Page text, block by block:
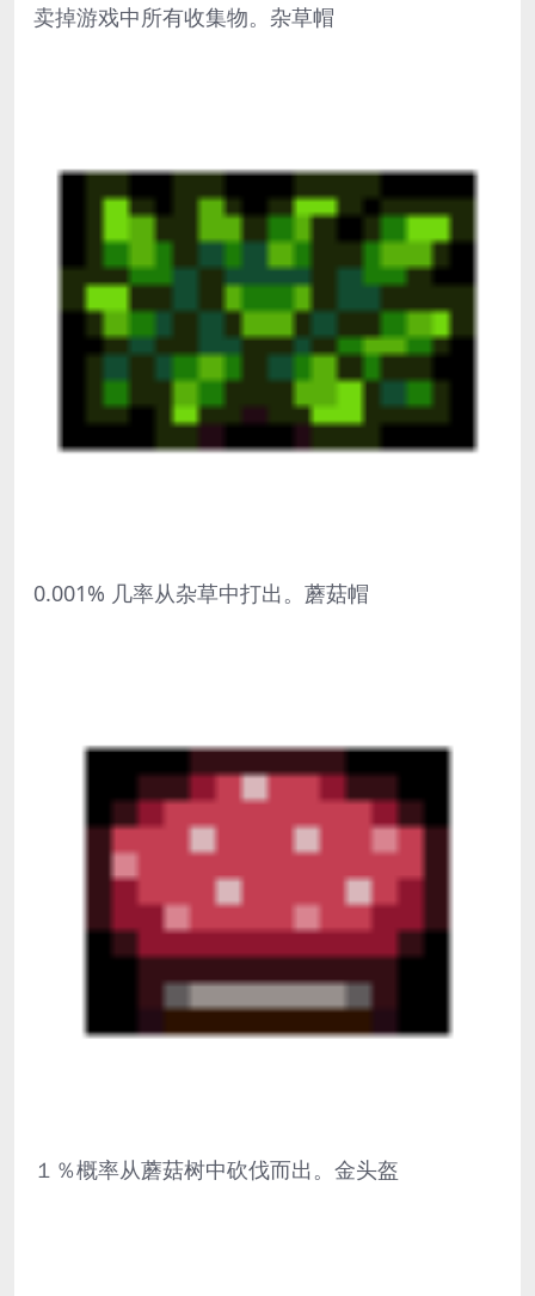
卖掉游戏中所有收集物。杂草帽
0.001% 几率从杂草中打出。蘑菇帽
１％概率从蘑菇树中砍伐而出。金头盔